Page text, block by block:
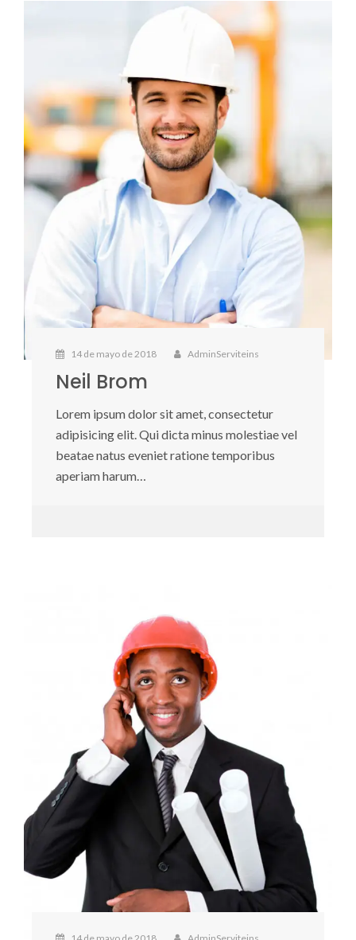
14 de mayo de 2018 AdminServiteins
Neil Brom
Lorem ipsum dolor sit amet, consectetur
adipisicing elit. Qui dicta minus molestiae vel
beatae natus eveniet ratione temporibus
aperiam harum…